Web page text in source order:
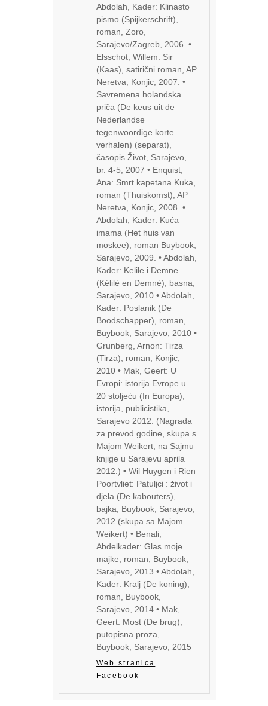
Abdolah, Kader: Klinasto
pismo (Spijkerschrift),
roman, Zoro,
Sarajevo/Zagreb, 2006. •
Elsschot, Willem: Sir
(Kaas), satirični roman, AP
Neretva, Konjic, 2007. •
Savremena holandska
priča (De keus uit de
Nederlandse
tegenwoordige korte
verhalen) (separat),
časopis Život, Sarajevo,
br. 4-5, 2007 • Enquist,
Ana: Smrt kapetana Kuka,
roman (Thuiskomst), AP
Neretva, Konjic, 2008. •
Abdolah, Kader: Kuća
imama (Het huis van
moskee), roman Buybook,
Sarajevo, 2009. • Abdolah,
Kader: Kelile i Demne
(Kélilé en Demné), basna,
Sarajevo, 2010 • Abdolah,
Kader: Poslanik (De
Boodschapper), roman,
Buybook, Sarajevo, 2010 •
Grunberg, Arnon: Tirza
(Tirza), roman, Konjic,
2010 • Mak, Geert: U
Evropi: istorija Evrope u
20 stoljeću (In Europa),
istorija, publicistika,
Sarajevo 2012. (Nagrada
za prevod godine, skupa s
Majom Weikert, na Sajmu
knjige u Sarajevu aprila
2012.) • Wil Huygen i Rien
Poortvliet: Patuljci : život i
djela (De kabouters),
bajka, Buybook, Sarajevo,
2012 (skupa sa Majom
Weikert) • Benali,
Abdelkader: Glas moje
majke, roman, Buybook,
Sarajevo, 2013 • Abdolah,
Kader: Kralj (De koning),
roman, Buybook,
Sarajevo, 2014 • Mak,
Geert: Most (De brug),
putopisna proza,
Buybook, Sarajevo, 2015
Web stranica
Facebook